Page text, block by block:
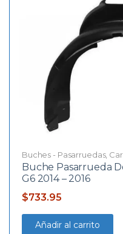
Buches - Pasarruedas,
Buche Pasarrueda
G6 2014 – 2016
$733.95
Añadir al carrito